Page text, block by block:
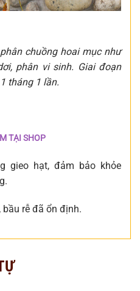
chuồng hoai mục như
phân vi sinh. Giai đoạn
tháng 1 lần.
TẠI SHOP
gieo hạt, đảm bảo khỏe
rễ đã ổn định.